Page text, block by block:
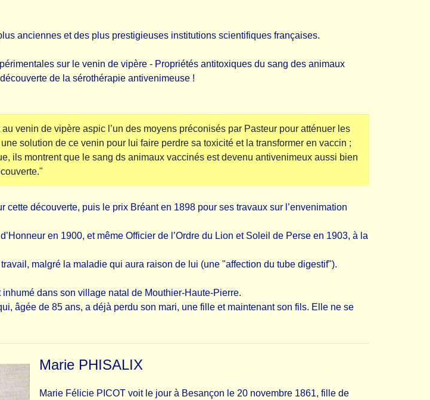
anciennes et des plus prestigieuses institutions scientifiques françaises.
sur le venin de vipère - Propriétés antitoxiques du sang des animaux
de la sérothérapie antivenimeuse !
venin de vipère aspic l’un des moyens préconisés par Pasteur pour atténuer les
solution de ce venin pour lui faire perdre sa toxicité et la transformer en vaccin ;
ils montrent que le sang ds animaux vaccinés est devenu antivenimeux aussi bien
découverte, puis le prix Bréant en 1898 pour ses travaux sur l’envenimation
en 1900, et même Officier de l’Ordre du Lion et Soleil de Perse en 1903, à la
malgré la maladie qui aura raison de lui (une "affection du tube digestif").
dans son village natal de Mouthier-Haute-Pierre.
âgée de 85 ans, a déjà perdu son mari, une fille et maintenant son fils. Elle ne se
Marie PHISALIX
Marie Félicie PICOT voit le jour à Besançon le 20 novembre 1861, fille de